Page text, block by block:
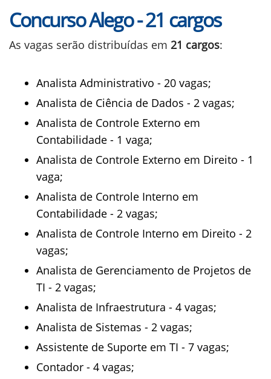
Concurso Alego - 21 cargos
As vagas serão distribuídas em 21 cargos:
Analista Administrativo - 20 vagas;
Analista de Ciência de Dados - 2 vagas;
Analista de Controle Externo em
Contabilidade - 1 vaga;
Analista de Controle Externo em Direito - 1
vaga;
Analista de Controle Interno em
Contabilidade - 2 vagas;
Analista de Controle Interno em Direito - 2
vagas;
Analista de Gerenciamento de Projetos de
TI - 2 vagas;
Analista de Infraestrutura - 4 vagas;
Analista de Sistemas - 2 vagas;
Assistente de Suporte em TI - 7 vagas;
Contador - 4 vagas;